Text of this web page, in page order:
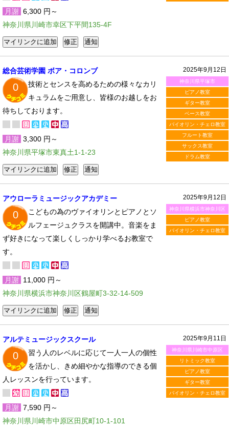
月謝 6,300 円～
神奈川県川崎市幸区下平間135-4F
2025年9月12日
神奈川県平塚市
ピアノ教室
ギター教室
ベース教室
バイオリン・チェロ教室
フルート教室
サックス教室
ドラム教室
総合芸術学園 ボア・コロンブ
0
技術とセンスを高めるための様々なカリ
キュラムをご用意し、皆様のお越しをお
待ちしております。
月謝 3,300 円～
神奈川県平塚市東真土1-1-23
2025年9月12日
神奈川県横浜市神奈川区
ピアノ教室
バイオリン・チェロ教室
アウローラミュージックアカデミー
0
こどもの為のヴァイオリンとピアノとソ
ルフェージュクラスを開講中。音楽をま
ず好きになって楽しくしっかり学べるお教室で
す。
月謝 11,000 円～
神奈川県横浜市神奈川区鶴屋町3-32-14-509
2025年9月11日
神奈川県川崎市中原区
リトミック教室
ピアノ教室
ギター教室
バイオリン・チェロ教室
アルテミュージックスクール
0
習う人のレベルに応じて一人一人の個性
を活かし、きめ細やかな指導のできる個
人レッスンを行っています。
月謝 7,590 円～
神奈川県川崎市中原区田尻町10-1-101